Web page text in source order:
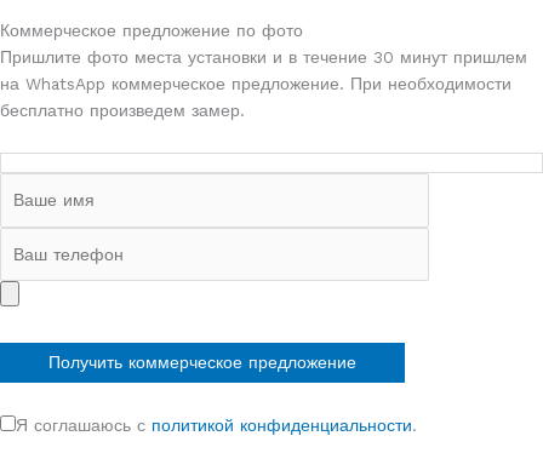
Коммерческое предложение по фото
Пришлите фото места установки и в течение 30 минут пришлем
на WhatsApp коммерческое предложение. При необходимости
бесплатно произведем замер.
Я соглашаюсь с политикой конфиденциальности.